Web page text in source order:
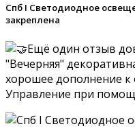
Спб I Светодиодное
закреплена
Ещё один отзыв
"Вечерняя"
хорошее дополнение
Управление при